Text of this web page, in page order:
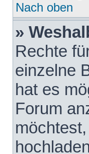
Nach oben
»
Rechte
einzelne
hat es
Forum